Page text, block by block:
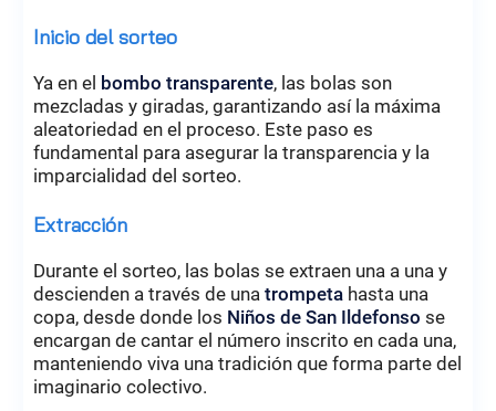
Inicio del sorteo
Ya en el bombo transparente, las bolas son
mezcladas y giradas, garantizando así la máxima
aleatoriedad en el proceso. Este paso es
fundamental para asegurar la transparencia y la
imparcialidad del sorteo.
Extracción
Durante el sorteo, las bolas se extraen una a una y
descienden a través de una trompetahasta una
copa, desde donde los Niños de San Ildefonso se
encargan de cantar el número inscrito en cada una,
manteniendo viva una tradición que forma parte del
imaginario colectivo.